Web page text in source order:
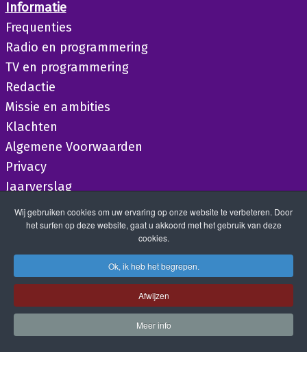
Informatie
Frequenties
Radio en programmering
TV en programmering
Redactie
Missie en ambities
Klachten
Algemene Voorwaarden
Privacy
Jaarverslag
Wij gebruiken cookies om uw ervaring op onze website te verbeteren. Door
het surfen op deze website, gaat u akkoord met het gebruik van deze
cookies.
Ok, ik heb het begrepen.
Afwijzen
Meer info